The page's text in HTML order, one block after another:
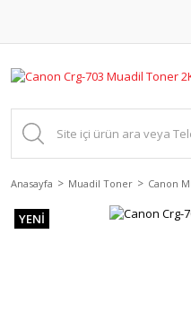
Anasayfa Muadil Toner Canon
YENİ